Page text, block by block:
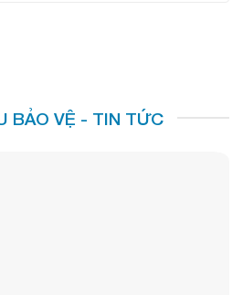
BẢO VỆ - TIN TỨC